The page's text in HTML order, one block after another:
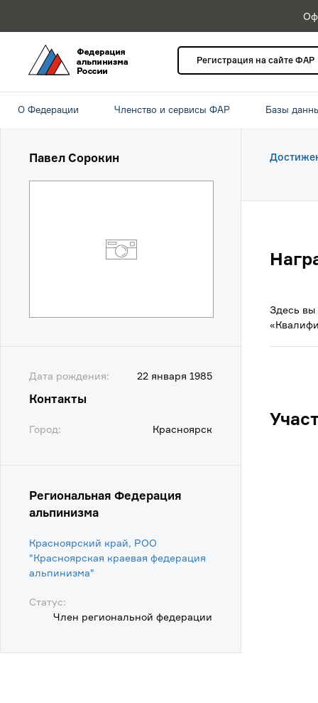
Регистрация на сайте ФАР
О Федерации Членство и сервисы ФАР Базы
Павел Сорокин
Дата рождения: 22 января 1985
Контакты
Город: Красноярск
Региональная Федерация
альпинизма
Красноярский край, РОО
"Красноярская краевая федерация
альпинизма"
Статус:
Член региональной федерации
Здесь вы